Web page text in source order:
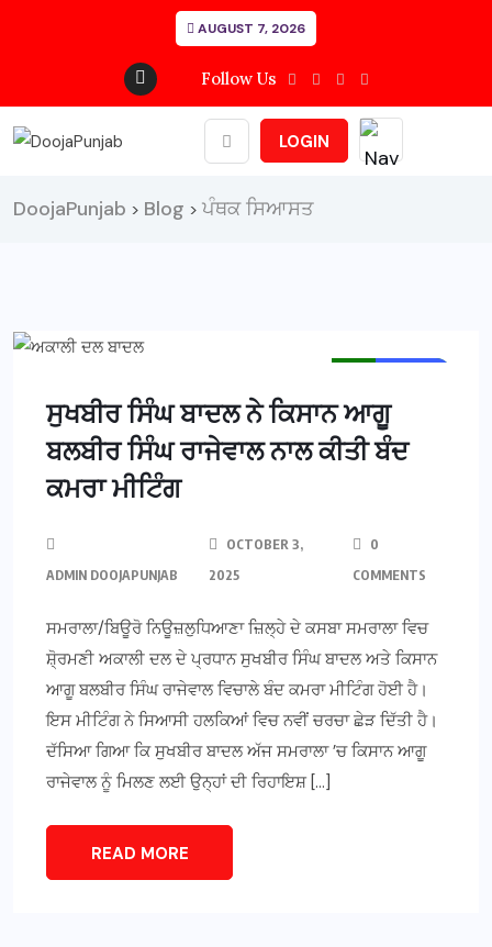
AUGUST 7, 2026
Follow Us
LOGIN
DoojaPunjab > Blog > ਪੰਥਕ ਸਿਆਸਤ
ਸੁਖਬੀਰ ਸਿੰਘ ਬਾਦਲ ਨੇ ਕਿਸਾਨ ਆਗੂ
ਬਲਬੀਰ ਸਿੰਘ ਰਾਜੇਵਾਲ ਨਾਲ ਕੀਤੀ ਬੰਦ
ਕਮਰਾ ਮੀਟਿੰਗ
ADMIN DOOJAPUNJAB
OCTOBER 3,
2025
0
COMMENTS
ਸਮਰਾਲਾ/ਬਿਊਰੋ ਨਿਊਜ਼ਲੁਧਿਆਣਾ ਜ਼ਿਲ੍ਹੇ ਦੇ ਕਸਬਾ ਸਮਰਾਲਾ ਵਿਚ
ਸ਼ੋ੍ਰਮਣੀ ਅਕਾਲੀ ਦਲ ਦੇ ਪ੍ਰਧਾਨ ਸੁਖਬੀਰ ਸਿੰਘ ਬਾਦਲ ਅਤੇ ਕਿਸਾਨ
ਆਗੂ ਬਲਬੀਰ ਸਿੰਘ ਰਾਜੇਵਾਲ ਵਿਚਾਲੇ ਬੰਦ ਕਮਰਾ ਮੀਟਿੰਗ ਹੋਈ ਹੈ।
ਇਸ ਮੀਟਿੰਗ ਨੇ ਸਿਆਸੀ ਹਲਕਿਆਂ ਵਿਚ ਨਵੀਂ ਚਰਚਾ ਛੇੜ ਦਿੱਤੀ ਹੈ।
ਦੱਸਿਆ ਗਿਆ ਕਿ ਸੁਖਬੀਰ ਬਾਦਲ ਅੱਜ ਸਮਰਾਲਾ ’ਚ ਕਿਸਾਨ ਆਗੂ
ਰਾਜੇਵਾਲ ਨੂੰ ਮਿਲਣ ਲਈ ਉਨ੍ਹਾਂ ਦੀ ਰਿਹਾਇਸ਼ […]
READ MORE